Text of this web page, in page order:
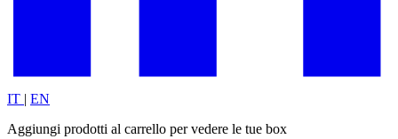
IT
EN
Aggiungi prodotti al carrello per vedere le tue box